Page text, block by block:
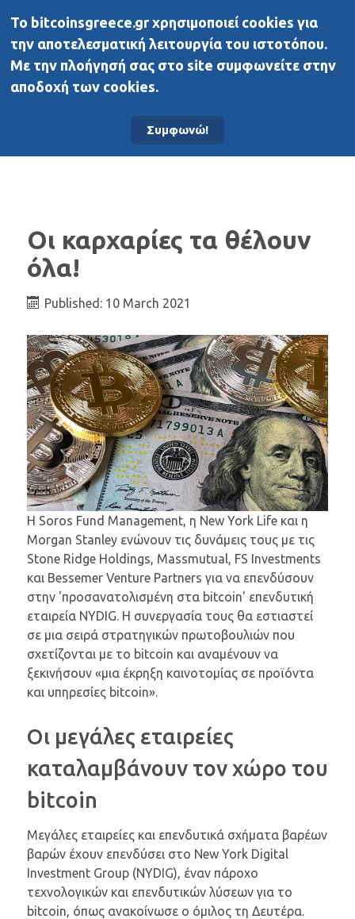
BitcoinsGreece
Νέα
Οι καρχαρίες τα θέλουν
όλα!
Published: 10 March 2021
Η Soros Fund Management, η New York Life και η
Morgan Stanley ενώνουν τις δυνάμεις τους με τις
Stone Ridge Holdings, Massmutual, FS Investments
και Bessemer Venture Partners για να επενδύσουν
στην 'προσανατολισμένη στα bitcoin' επενδυτική
εταιρεία NYDIG. Η συνεργασία τους θα εστιαστεί
σε μια σειρά στρατηγικών πρωτοβουλιών που
σχετίζονται με το bitcoin και αναμένουν να
ξεκινήσουν «μια έκρηξη καινοτομίας σε προϊόντα
και υπηρεσίες bitcoin».
Οι μεγάλες εταιρείες
καταλαμβάνουν τον χώρο του
bitcoin
Μεγάλες εταιρείες και επενδυτικά σχήματα βαρέων
βαρών έχουν επενδύσει στο New York Digital
Investment Group (NYDIG), έναν πάροχο
τεχνολογικών και επενδυτικών λύσεων για το
bitcoin, όπως ανακοίνωσε ο όμιλος τη Δευτέρα.
To bitcoinsgreece.gr χρησιμοποιεί cookies για
την αποτελεσματική λειτουργία του ιστοτόπου.
Με την πλοήγησή σας στο site συμφωνείτε στην
αποδοχή των cookies.
Συμφωνώ!